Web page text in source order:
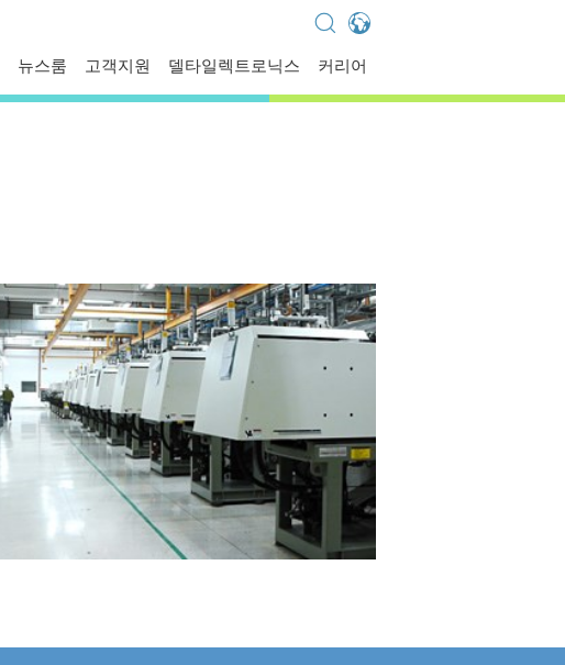
Global - 繁體中文
Americas - English
India - English
Japan - 日本語
Korea - 한국어
Singapore - English
Thailand - English
Thailand - ไทย
뉴스룸 고객지원 델타일렉트로닉스 커리어